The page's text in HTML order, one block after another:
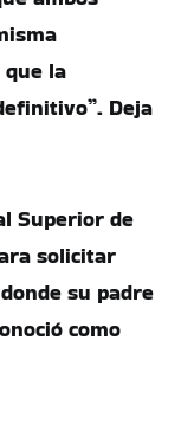
que la
Deja
Superior de
solicitar
su padre
como